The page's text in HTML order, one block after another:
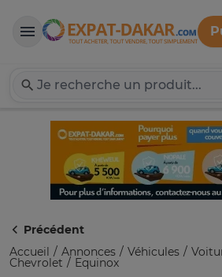
Expat-Dakar
Précédent
Accueil
Annonces Véhicules
Chevrolet Equinox